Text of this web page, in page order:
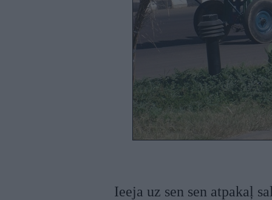
Ieeja uz sen sen atpakaļ